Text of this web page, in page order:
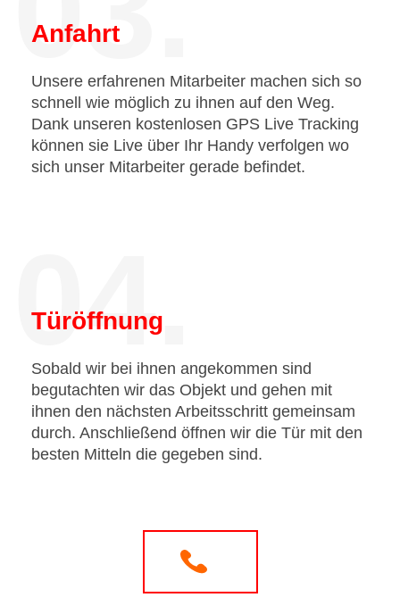
Anfahrt
Unsere erfahrenen Mitarbeiter machen sich so
schnell wie möglich zu ihnen auf den Weg.
Dank unseren kostenlosen GPS Live Tracking
können sie Live über Ihr Handy verfolgen wo
sich unser Mitarbeiter gerade befindet.
04.
Türöffnung
Sobald wir bei ihnen angekommen sind
begutachten wir das Objekt und gehen mit
ihnen den nächsten Arbeitsschritt gemeinsam
durch. Anschließend öffnen wir die Tür mit den
besten Mitteln die gegeben sind.